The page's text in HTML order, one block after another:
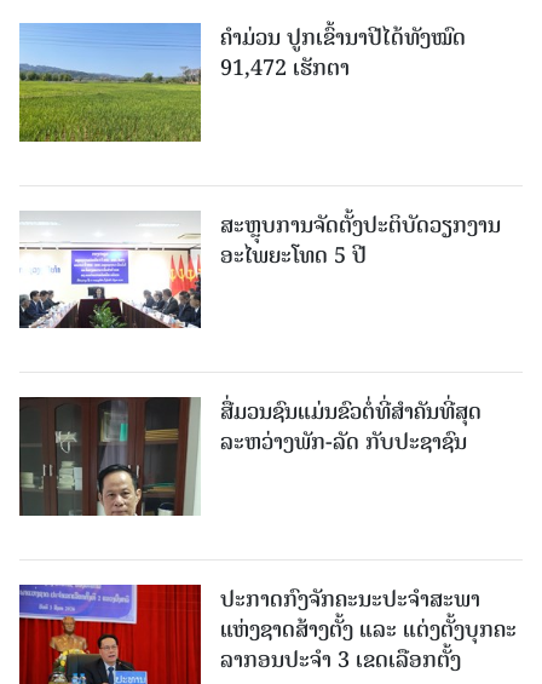
ຄໍາມ່ວນ ປູກເຂົ້ານາປີໄດ້ທັງໝົດ
91,472 ເຮັກຕາ
ສະຫຼຸບການຈັດຕັ້ງປະຕິບັດວຽກງານ
ອະໄພຍະໂທດ 5 ປີ
ສື່ມວນຊົນແມ່ນຂົວຕໍ່ທີ່ສໍາຄັນທີ່ສຸດ
ລະຫວ່າງພັກ-ລັດ ກັບປະຊາຊົນ
ປະກາດກົງຈັກຄະນະປະຈໍາສະພາ
ແຫ່ງຊາດສ້າງຕັ້ງ ແລະ ແຕ່ງຕັ້ງບຸກຄະ
ລາກອນປະຈໍາ 3 ເຂດເລືອກຕັ້ງ